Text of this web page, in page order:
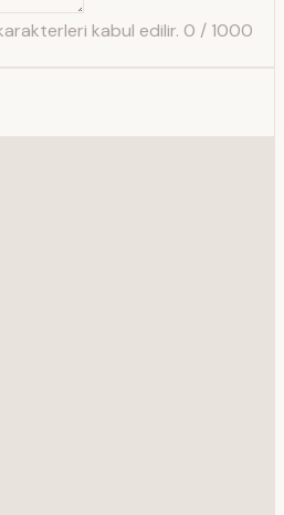
kabul edilir. 0 / 1000